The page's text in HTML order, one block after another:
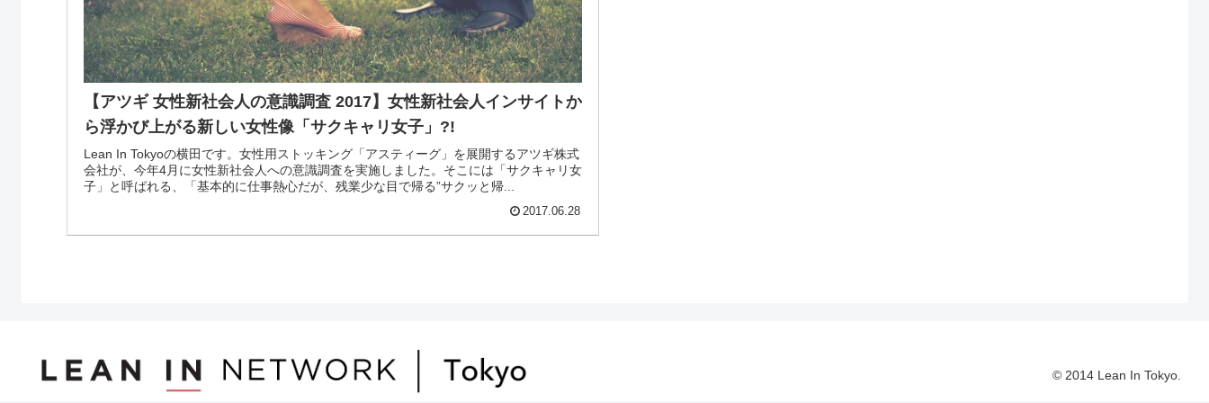
【アツギ 女性新社会人の意識調査 2017】女性新社会人インサイトか
ら浮かび上がる新しい女性像「サクキャリ女子」?!
Lean In Tokyoの横田です。女性用ストッキング「アスティーグ」を展開するアツギ株式
会社が、今年4月に女性新社会人への意識調査を実施しました。そこには「サクキャリ女
子」と呼ばれる、「基本的に仕事熱心だが、残業少な目で帰る”サクッと帰...
2017.06.28
© 2014 Lean In Tokyo.